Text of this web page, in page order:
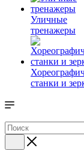
Уличные
тренажеры
станки и